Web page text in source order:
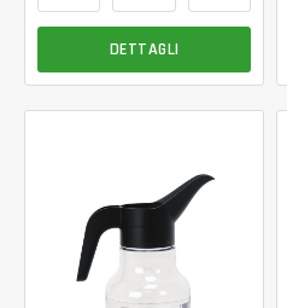
DETTAGLI